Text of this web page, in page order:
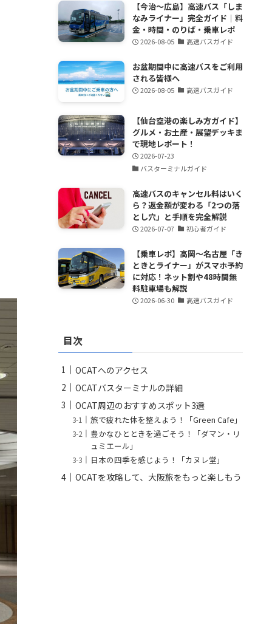
【今治～広島】高速バス「しま
なみライナー」完全ガイド｜料
金・時間・のりば・乗車レポ
2026-08-05 高速バスガイド
お盆期間中に高速バスをご利用
される皆様へ
2026-08-05 高速バスガイド
【仙台空港の楽しみ方ガイド】
グルメ・お土産・展望デッキま
で現地レポート！
2026-07-23
バスターミナルガイド
高速バスのキャンセル料はいく
ら？返金額が変わる「2つの落
とし穴」と手順を完全解説
2026-07-07 初心者ガイド
【乗車レポ】高岡〜名古屋「き
ときとライナー」がスマホ予約
に対応！ネット割や48時間無
料駐車場も解説
2026-06-30 高速バスガイド
目次
OCATへのアクセス
OCATバスターミナルの詳細
OCAT周辺のおすすめスポット3選
旅で疲れた体を整えよう！「Green Cafe」
豊かなひとときを過ごそう！「ダマン・リ
ュミエール」
日本の四季を感じよう！「カヌレ堂」
OCATを攻略して、大阪旅をもっと楽しもう